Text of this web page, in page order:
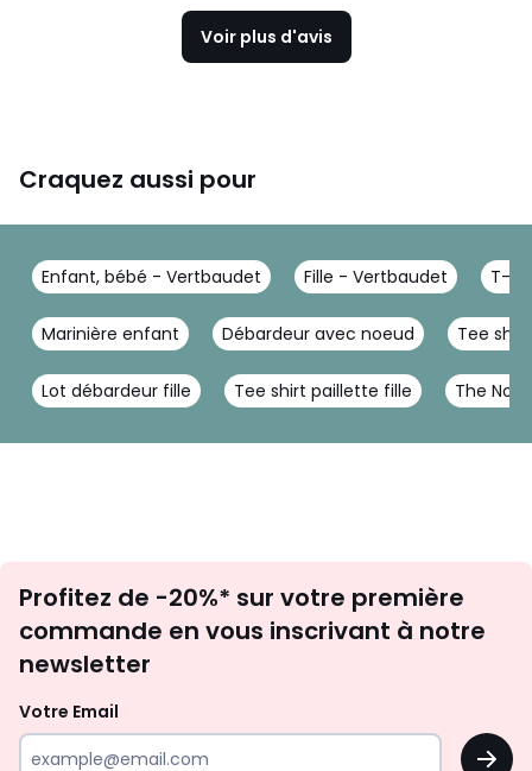
Voir plus d'avis
Craquez aussi pour
Enfant, bébé - Vertbaudet Fille - Vertbaudet T-
Marinière enfant Débardeur avec noeud Tee
Lot débardeur fille Tee shirt paillette fille The
newsletter
Profitez de -20%* sur votre première
commande en vous inscrivant à notre
newsletter
Votre Email
OK